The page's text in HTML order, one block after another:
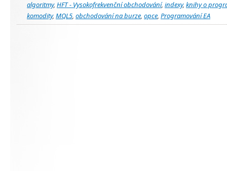
algoritmy, HFT - Vysokofrekvenční obchodování, indexy, knihy o
komodity, MQL5, obchodování na burze, opce, Programování EA